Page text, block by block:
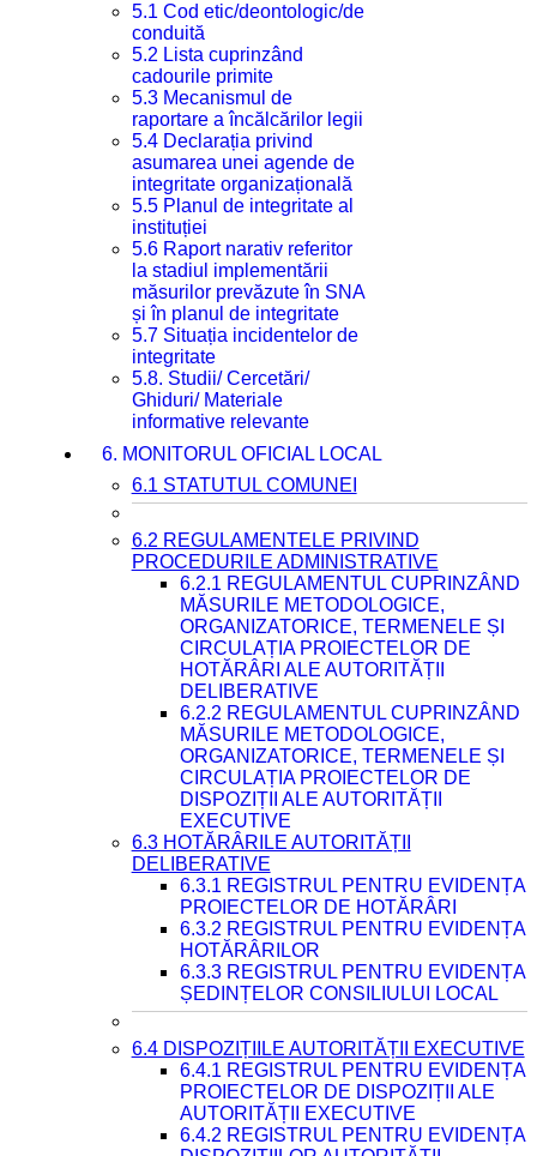
5.1 Cod etic/deontologic/de
conduită
5.2 Lista cuprinzând
cadourile primite
5.3 Mecanismul de
raportare a încălcărilor legii
5.4 Declarația privind
asumarea unei agende de
integritate organizațională
5.5 Planul de integritate al
instituției
5.6 Raport narativ referitor
la stadiul implementării
măsurilor prevăzute în SNA
și în planul de integritate
5.7 Situația incidentelor de
integritate
5.8. Studii/ Cercetări/
Ghiduri/ Materiale
informative relevante
6. MONITORUL OFICIAL LOCAL
6.1 STATUTUL COMUNEI
6.2 REGULAMENTELE PRIVIND
PROCEDURILE ADMINISTRATIVE
6.2.1 REGULAMENTUL CUPRINZÂND
MĂSURILE METODOLOGICE,
ORGANIZATORICE, TERMENELE ȘI
CIRCULAȚIA PROIECTELOR DE
HOTĂRÂRI ALE AUTORITĂȚII
DELIBERATIVE
6.2.2 REGULAMENTUL CUPRINZÂND
MĂSURILE METODOLOGICE,
ORGANIZATORICE, TERMENELE ȘI
CIRCULAȚIA PROIECTELOR DE
DISPOZIȚII ALE AUTORITĂȚII
EXECUTIVE
6.3 HOTĂRÂRILE AUTORITĂȚII
DELIBERATIVE
6.3.1 REGISTRUL PENTRU EVIDENȚA
PROIECTELOR DE HOTĂRÂRI
6.3.2 REGISTRUL PENTRU EVIDENȚA
HOTĂRÂRILOR
6.3.3 REGISTRUL PENTRU EVIDENȚA
ȘEDINȚELOR CONSILIULUI LOCAL
6.4 DISPOZIȚIILE AUTORITĂȚII EXECUTIVE
6.4.1 REGISTRUL PENTRU EVIDENȚA
PROIECTELOR DE DISPOZIȚII ALE
AUTORITĂȚII EXECUTIVE
6.4.2 REGISTRUL PENTRU EVIDENȚA